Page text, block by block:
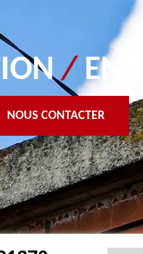
/
NOUS CONTACTER